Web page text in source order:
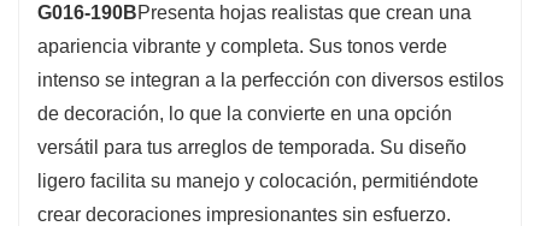
envolver barandillas, esta guirnalda agrega un
toque festivo a cualquier espacio.
G016-190BPresenta hojas realistas que crean una
apariencia vibrante y completa. Sus tonos verde
intenso se integran a la perfección con diversos estilos
de decoración, lo que la convierte en una opción
versátil para tus arreglos de temporada. Su diseño
ligero facilita su manejo y colocación, permitiéndote
crear decoraciones impresionantes sin esfuerzo.